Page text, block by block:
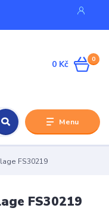
Menu
0
0 Kč
FS30219
FS30219